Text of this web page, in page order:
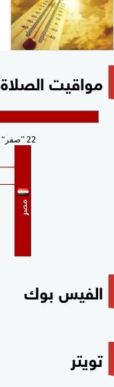
مواقيت الصلاة
22 صفر
مصر
الفيس بوك
تويتر